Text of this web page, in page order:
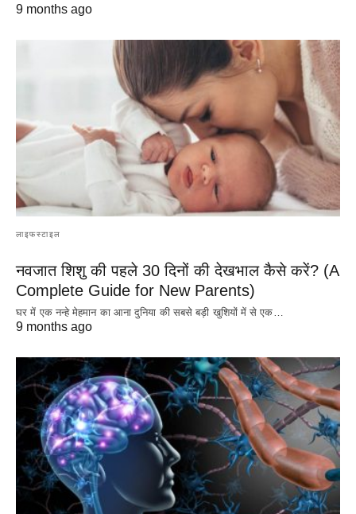
9 months ago
लाइफस्टाइल
नवजात शिशु की पहले 30 दिनों की देखभाल कैसे करें? (A
Complete Guide for New Parents)
घर में एक नन्हे मेहमान का आना दुनिया की सबसे बड़ी खुशियों में से एक…
9 months ago